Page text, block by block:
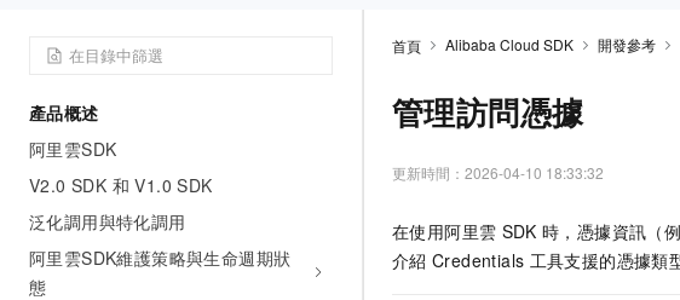
產品概述
阿里雲SDK
V2.0 SDK 和 V1.0 SDK
泛化調用與特化調用
阿里雲SDK維護策略與生命週期狀
態
首頁 Alibaba Cloud SDK 開發參考
管理訪問憑據
更新時間： 2026-04-10 18:33:32
在使用阿里雲 SDK 時，憑據資訊（
介紹 Credentials 工具支援的憑據類